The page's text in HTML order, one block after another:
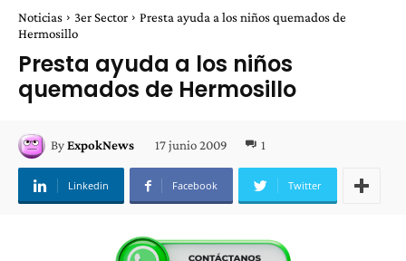
Noticias 3er Sector
Presta ayuda a los niños quemados de
Hermosillo
Presta ayuda a los niños
quemados de Hermosillo
ByExpokNews 17 junio 2009 1
Linkedin Facebook Twitter